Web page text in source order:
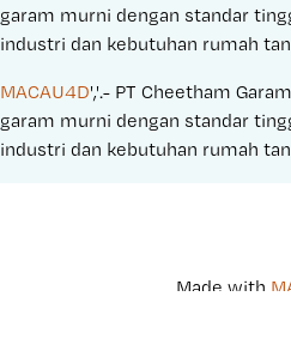
garam murni dengan standar
industri dan kebutuhan rumah
MACAU4D','.- PT Cheetham
garam murni dengan standar
industri dan kebutuhan rumah
Made with